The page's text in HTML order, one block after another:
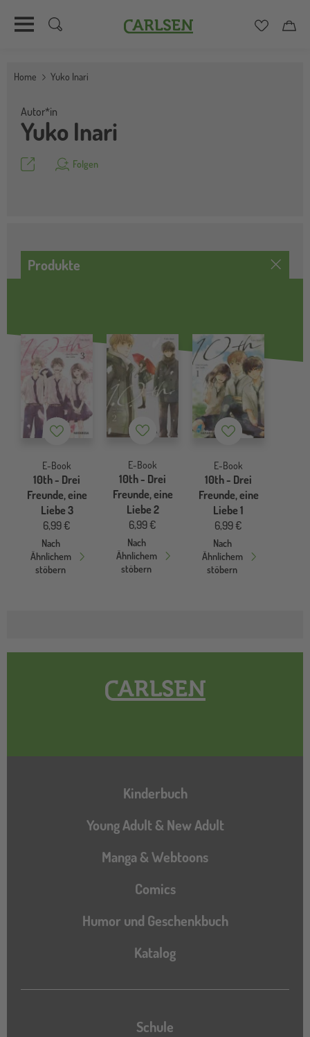
zum
Carlsen
Home Yuko Inari
Yuko Inari
Autor*in
Teilen Folgen
Produkte
Merkzettel
E-Book
10th - Drei
Freunde, eine
Liebe 3
6,99 €
Nach
Ähnlichem
stöbern
Merkzettel
E-Book
10th - Drei
Freunde, eine
Liebe 2
6,99 €
Nach
Ähnlichem
stöbern
Merkzettel
E-Book
10th - Drei
Freunde, eine
Liebe 1
6,99 €
Nach
Ähnlichem
stöbern
Hauptnavigation
Kinderbuch
Young Adult & New Adult
Manga & Webtoons
Comics
Humor und Geschenkbuch
Katalog
Katalog
Schule